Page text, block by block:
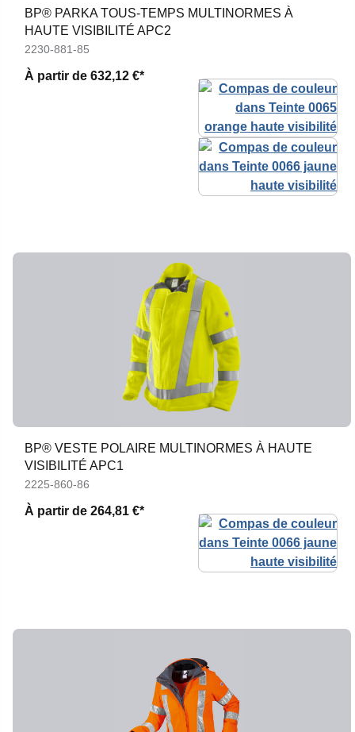
BP® PARKA TOUS-TEMPS MULTINORMES À
HAUTE VISIBILITÉ APC2
2230-881-85
À partir de 632,12 €*
BP® VESTE POLAIRE MULTINORMES À HAUTE
VISIBILITÉ APC1
2225-860-86
À partir de 264,81 €*